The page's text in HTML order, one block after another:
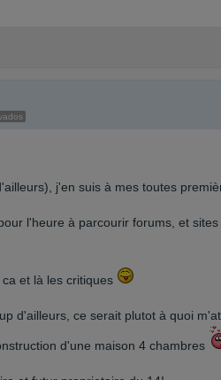
j'en suis à mes toutes
l'heure à parcourir forums, et
et là les critiques
d'ailleurs, ce serait plutot à quoi
d'une maison 4 chambres